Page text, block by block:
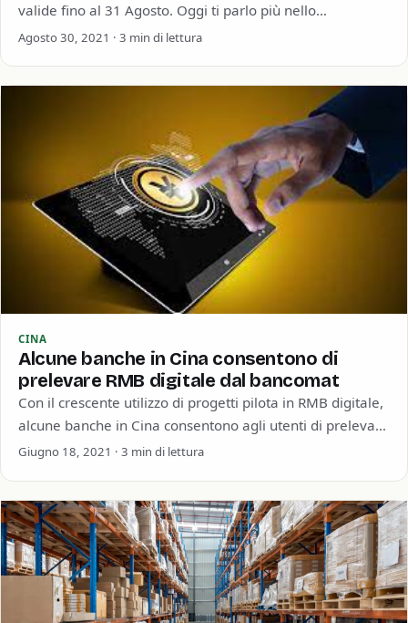
valide fino al 31 Agosto. Oggi ti parlo più nello…
Agosto 30, 2021 · 3 min di lettura
CINA
Alcune banche in Cina consentono di
prelevare RMB digitale dal bancomat
Con il crescente utilizzo di progetti pilota in RMB digitale,
alcune banche in Cina consentono agli utenti di prelevare
contanti dal loro…
Giugno 18, 2021 · 3 min di lettura